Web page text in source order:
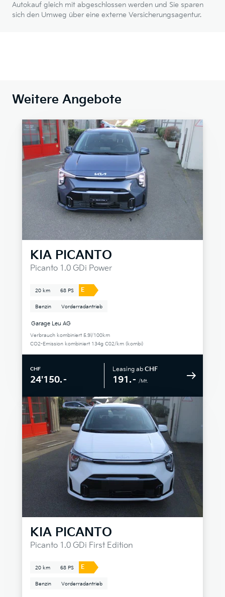
Autokauf gleich mit abgeschlossen werden und Sie sparen
sich den Umweg über eine externe Versicherungsagentur.
Weitere Angebote
KIA PICANTO
Picanto 1.0 GDi Power
20 km 68 PS E
Benzin Vorderradantrieb
Garage Leu AG
Verbrauch kombiniert 5.9l/100km
CO2-Emission kombiniert 134g C02/km (kombi)
CHF
24'150.–
Leasing ab CHF
191.– /Mt.
KIA PICANTO
Picanto 1.0 GDi First Edition
20 km 68 PS E
Benzin Vorderradantrieb